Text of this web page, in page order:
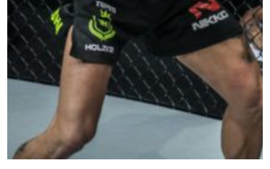
浏览了解更多
在任何地域观看ONE冠军赛，现在注册获得权限了
解最新资讯、解锁特别福利以及优先机遇获得直播